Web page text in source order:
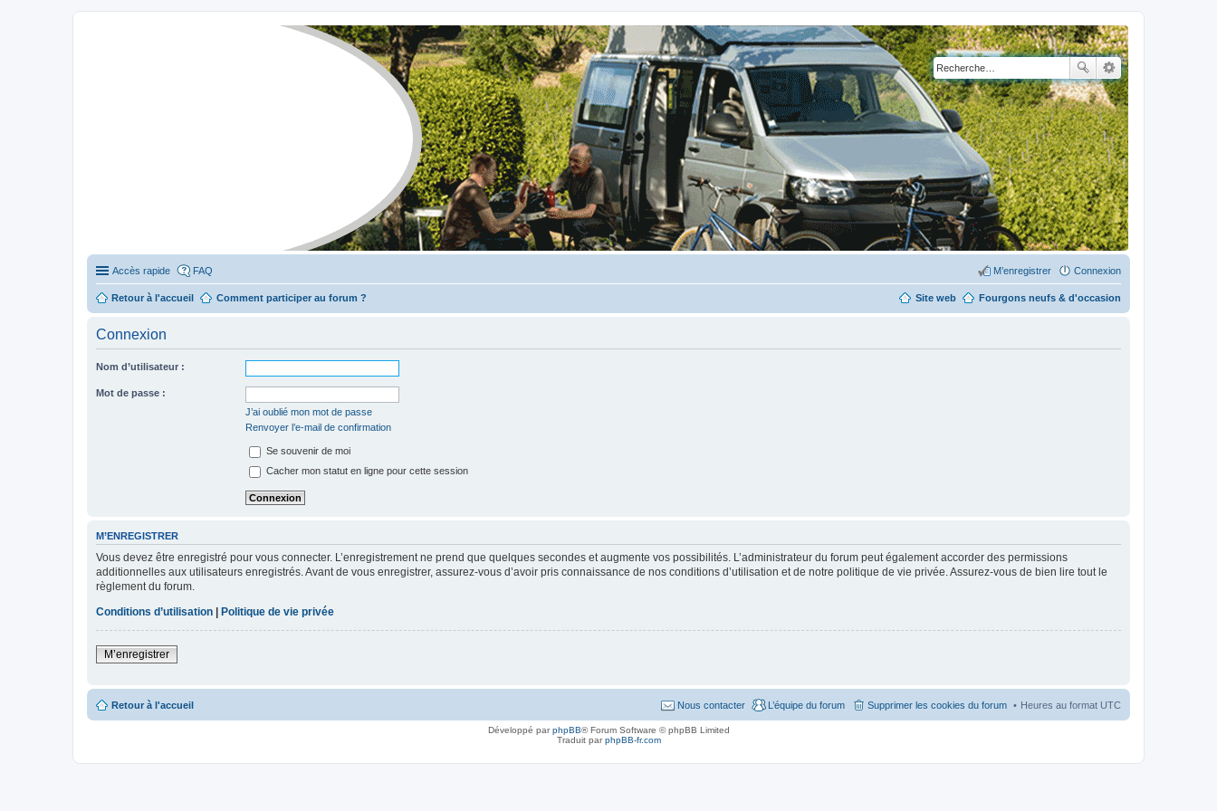
Stylevan - Vans aménagés
Accès rapide FAQ Connexion
M’enregistrer
Retour à l'accueil Comment participer au forum ? Fourgons neufs & d'occasion
Site web
Connexion
Nom d’utilisateur :
Mot de passe :
J’ai oublié mon mot de passe
Renvoyer l’e-mail de confirmation
Se souvenir de moi
Cacher mon statut en ligne pour cette session
M’ENREGISTRER
Vous devez être enregistré pour vous connecter. L’enregistrement ne prend que quelques secondes et augmente vos possibilités. L’administrateur du forum peut également accorder des permissions
additionnelles aux utilisateurs enregistrés. Avant de vous enregistrer, assurez-vous d’avoir pris connaissance de nos conditions d’utilisation et de notre politique de vie privée. Assurez-vous de bien lire tout le
règlement du forum.
Conditions d’utilisation | Politique de vie privée
M’enregistrer
Retour à l'accueil Heures au format UTC
Supprimer les cookies du forum
L’équipe du forum
Nous contacter
Développé parphpBB® Forum Software © phpBB Limited
Traduit parphpBB-fr.com